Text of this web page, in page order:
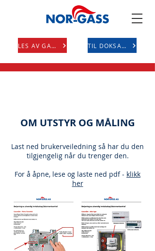
LES AV GASS TIL DOKSAVE
OM UTSTYR OG MÅLING
Last ned brukerveiledning så har du den
tilgjengelig når du trenger den.
For å åpne, lese og laste ned pdf - klikk
her